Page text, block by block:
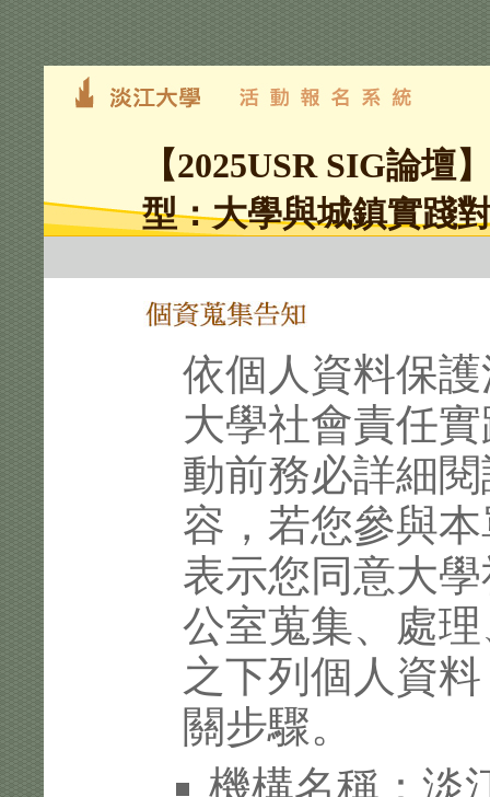
【2025USR SIG論壇
型：大學與城鎮實踐
依個人資料保
大學社會責任
動前務必詳細
容，若您參與
表示您同意大
公室蒐集、處
之下列個人資
關步驟。
機構名稱：淡